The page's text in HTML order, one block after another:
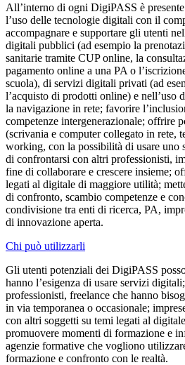
All’interno di ogni DigiPASS è
l’uso delle tecnologie digitali con il
accompagnare e supportare gli utenti
digitali pubblici (ad esempio la
sanitarie tramite CUP online, la
pagamento online a una PA o
scuola), di servizi digitali privati (ad
l’acquisto di prodotti online) e nell’uso
la navigazione in rete; favorire
competenze intergenerazionale; offrire
(scrivania e computer collegato in rete,
working, con la possibilità di usare uno
di confrontarsi con altri professionisti,
fine di collaborare e crescere insieme;
legati al digitale di maggiore utilità;
di confronto, scambio competenze e
condivisione tra enti di ricerca, PA,
di innovazione aperta.
Chi può utilizzarli
Gli utenti potenziali dei DigiPASS
hanno l’esigenza di usare servizi
professionisti, freelance che hanno
in via temporanea o occasionale;
con altri soggetti su temi legati al
promuovere momenti di formazione e
agenzie formative che vogliono
formazione e confronto con le realtà.